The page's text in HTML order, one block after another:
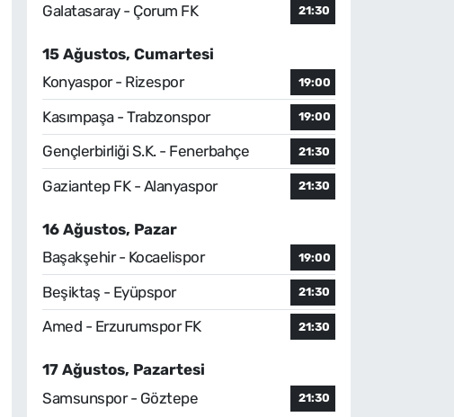
Galatasaray - Çorum FK
21:30
15 Ağustos, Cumartesi
Konyaspor - Rizespor
19:00
Kasımpaşa - Trabzonspor 19:00
Gençlerbirliği S.K. - Fenerbahçe 21:30
Gaziantep FK - Alanyaspor 21:30
16 Ağustos, Pazar
Başakşehir - Kocaelispor
19:00
Beşiktaş - Eyüpspor 21:30
Amed - Erzurumspor FK 21:30
17 Ağustos, Pazartesi
Samsunspor - Göztepe
21:30